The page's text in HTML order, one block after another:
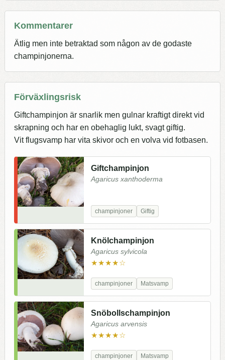
Kommentarer
Ätlig men inte betraktad som någon av de godaste
champinjonerna.
Förväxlingsrisk
Giftchampinjon är snarlik men gulnar kraftigt direkt vid
skrapning och har en obehaglig lukt, svagt giftig.
Vit flugsvamp har vita skivor och en volva vid fotbasen.
Giftchampinjon
Agaricus xanthoderma
champinjoner Giftig
Knölchampinjon
Agaricus sylvicola
★★★★☆
champinjoner Matsvamp
Snöbollschampinjon
Agaricus arvensis
★★★★☆
champinjoner Matsvamp